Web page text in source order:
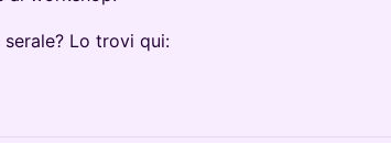
Lo trovi qui: